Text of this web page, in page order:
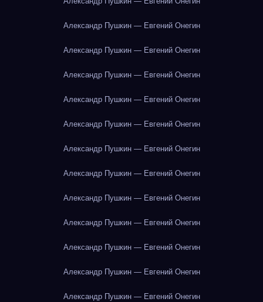
Александр Пушкин — Евгений Онегин
Александр Пушкин — Евгений Онегин
Александр Пушкин — Евгений Онегин
Александр Пушкин — Евгений Онегин
Александр Пушкин — Евгений Онегин
Александр Пушкин — Евгений Онегин
Александр Пушкин — Евгений Онегин
Александр Пушкин — Евгений Онегин
Александр Пушкин — Евгений Онегин
Александр Пушкин — Евгений Онегин
Александр Пушкин — Евгений Онегин
Александр Пушкин — Евгений Онегин